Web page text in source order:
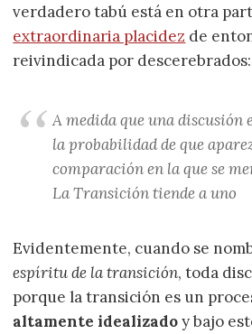
verdadero tabú está en otra
extraordinaria placidez de
reivindicada por descerebrados:
A medida que una discusión
la probabilidad de que
comparación en la que se
La Transición tiende a uno
Evidentemente, cuando se
espíritu de la transición, toda
porque la transición es un
altamente idealizadoy bajo